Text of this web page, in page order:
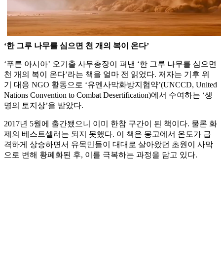
‘한 그루 나무를 심으면 천 개의 복이 온다’
‘푸른 아시아’ 오기출 사무총장이 펴낸 ‘한 그루 나무를 심으면
천 개의 복이 온다’라는 책을 얼마 전 읽었다. 저자는 기후 위
기 대응 NGO 활동으로 ‘유엔사막화방지협약’(UNCCD, United
Nations Convention to Combat Desertification)에서 수여하는 ‘생
명의 토지상’을 받았다.
2017년 5월에 출간됐으니 이미 한참 구간이 된 책이다. 물론 화
제의 베스트셀러는 되지 못했다. 이 책은 몽고에서 온도가 급
격하게 상승하면서 유목민들이 대대로 살아왔던 초원이 사막
으로 변해 황폐화된 후, 이를 극복하는 과정을 담고 있다.